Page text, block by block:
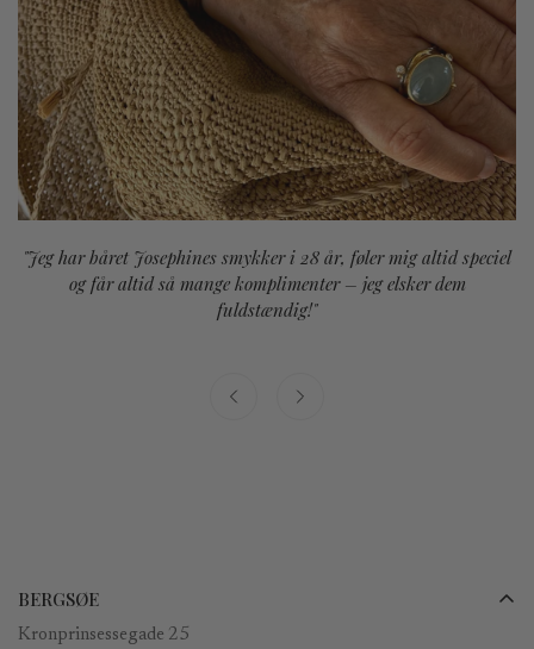
"Jeg har båret Josephines smykker i 28 år, føler mig altid speciel
og får altid så mange komplimenter – jeg elsker dem
fuldstændig!"
BERGSØE
Kronprinsessegade 25